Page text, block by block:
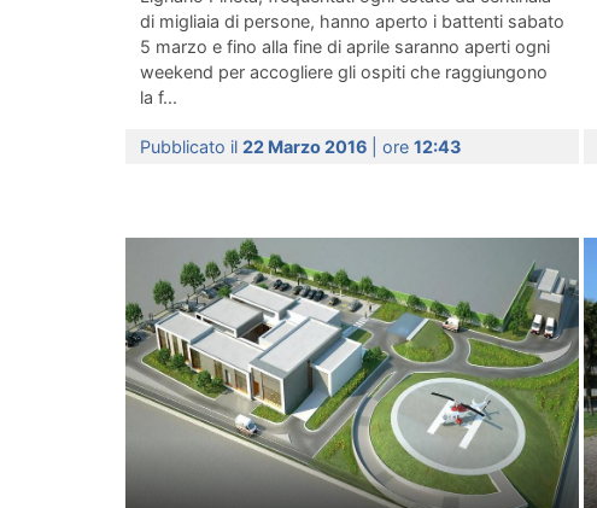
di migliaia di persone, hanno aperto i battenti sabato
5 marzo e fino alla fine di aprile saranno aperti ogni
weekend per accogliere gli ospiti che raggiungono
la f...
Pubblicato il 22 Marzo 2016 | ore 12:43